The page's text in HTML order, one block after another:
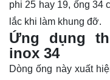
phi 25 hay 19, ống 34
lắc khi làm khung đỡ.
Ứng dụng
inox 34
Dòng ống này xuất